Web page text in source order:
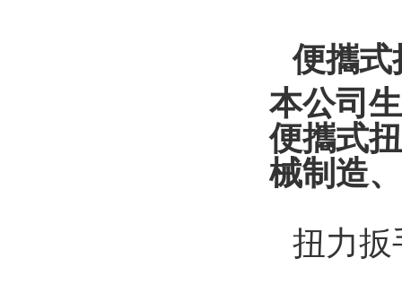
便攜式
本公司
便攜式
械制造
扭力扳